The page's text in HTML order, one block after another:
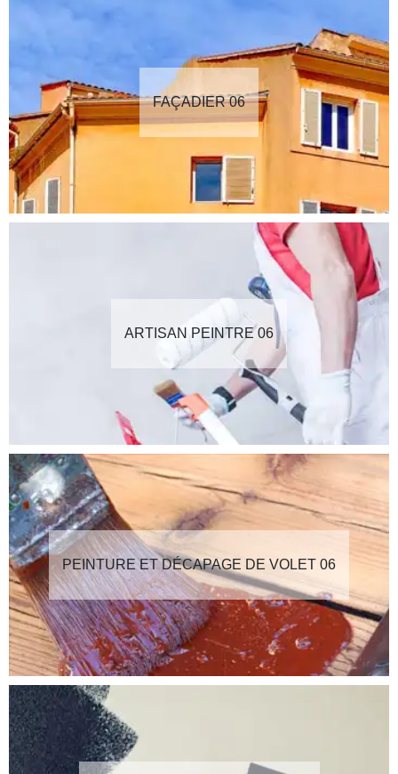
FAÇADIER 06
ARTISAN PEINTRE 06
PEINTURE ET DÉCAPAGE DE VOLET 06